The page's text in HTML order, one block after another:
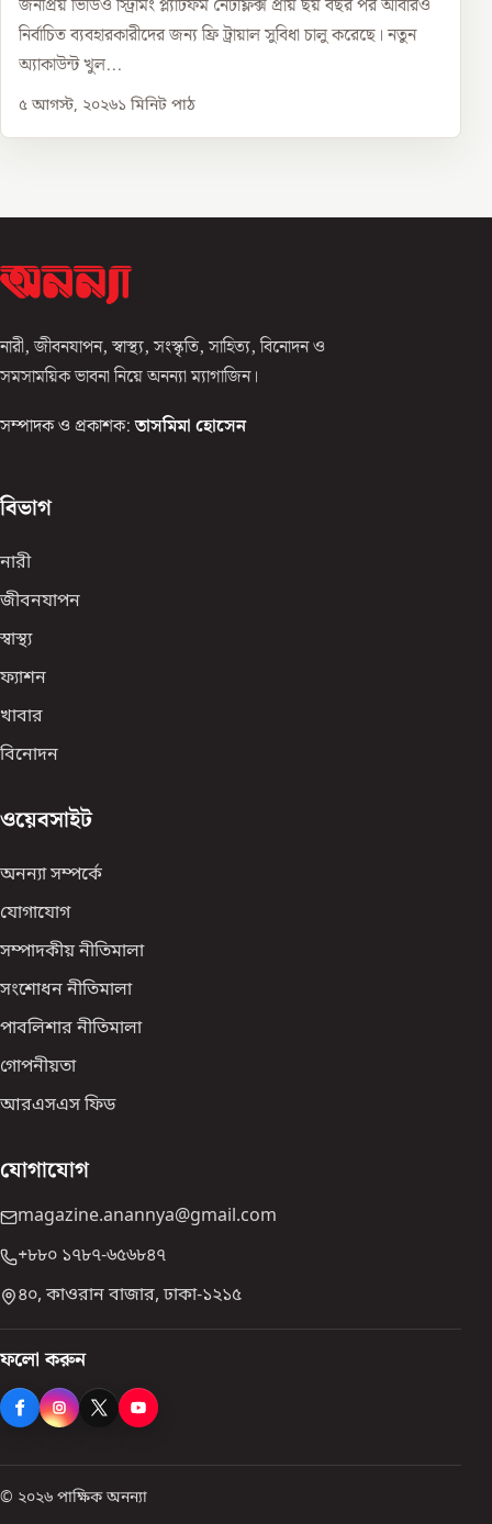
জনপ্রিয় ভিডিও স্ট্রিমিং প্ল্যাটফর্ম নেটফ্লিক্স প্রায় ছয় বছর পর আবারও
নির্বাচিত ব্যবহারকারীদের জন্য ফ্রি ট্রায়াল সুবিধা চালু করেছে। নতুন
অ্যাকাউন্ট খুল...
৫ আগস্ট, ২০২৬১ মিনিট পাঠ
নারী, জীবনযাপন, স্বাস্থ্য, সংস্কৃতি, সাহিত্য, বিনোদন ও
সমসাময়িক ভাবনা নিয়ে অনন্যা ম্যাগাজিন।
সম্পাদক ও প্রকাশক: তাসমিমা হোসেন
বিভাগ
নারী
জীবনযাপন
স্বাস্থ্য
ফ্যাশন
খাবার
বিনোদন
ওয়েবসাইট
অনন্যা সম্পর্কে
যোগাযোগ
সম্পাদকীয় নীতিমালা
সংশোধন নীতিমালা
পাবলিশার নীতিমালা
গোপনীয়তা
আরএসএস ফিড
যোগাযোগ
magazine.anannya@gmail.com
+৮৮০ ১৭৮৭-৬৫৬৮৪৭
৪০, কাওরান বাজার, ঢাকা-১২১৫
ফলো করুন
© ২০২৬ পাক্ষিক অনন্যা